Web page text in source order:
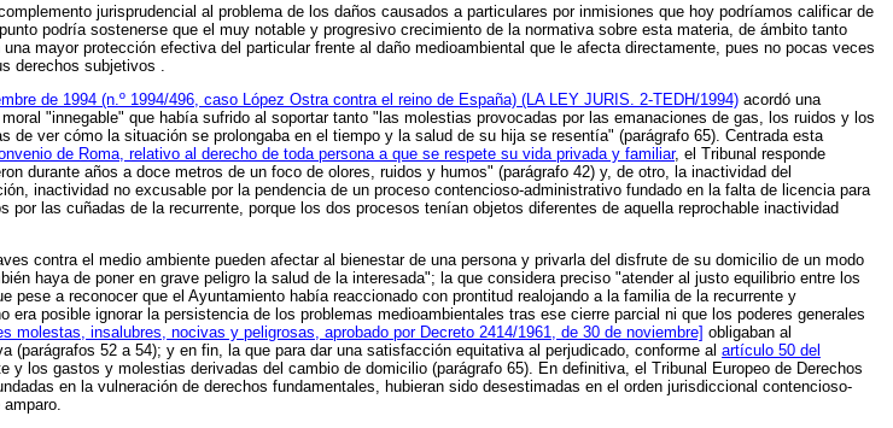
jurisprudencial al problema de los daños causados a particulares por inmisiones que hoy podríamos calificar de
podría sostenerse que el muy notable y progresivo crecimiento de la normativa sobre esta materia, de ámbito tanto
mayor protección efectiva del particular frente al daño medioambiental que le afecta directamente, pues no pocas veces
derechos subjetivos
de 1994 (n.º 1994/496, caso López Ostra contra el reino de España) (LA LEY JURIS. 2-TEDH/1994) acordó una
"innegable" que había sufrido al soportar tanto "las molestias provocadas por las emanaciones de gas, los ruidos y los
de ver cómo la situación se prolongaba en el tiempo y la salud de su hija se resentía" (parágrafo 65). Centrada esta
de Roma, relativo al derecho de toda persona a que se respete su vida privada y familiar, el Tribunal responde
durante años a doce metros de un foco de olores, ruidos y humos" (parágrafo 42) y, de otro, la inactividad del
inactividad no excusable por la pendencia de un proceso contencioso-administrativo fundado en la falta de licencia para
las cuñadas de la recurrente, porque los dos procesos tenían objetos diferentes de aquella reprochable inactividad
contra el medio ambiente pueden afectar al bienestar de una persona y privarla del disfrute de su domicilio de un modo
haya de poner en grave peligro la salud de la interesada"; la que considera preciso "atender al justo equilibrio entre los
a reconocer que el Ayuntamiento había reaccionado con prontitud realojando a la familia de la recurrente y
posible ignorar la persistencia de los problemas medioambientales tras ese cierre parcial ni que los poderes generales
molestas, insalubres, nocivas y peligrosas, aprobado por Decreto 2414/1961, de 30 de noviembre] obligaban al
52 a 54); y en fin, la que para dar una satisfacción equitativa al perjudicado, conforme al artículo 50 del
y los gastos y molestias derivadas del cambio de domicilio (parágrafo 65). En definitiva, el Tribunal Europeo de Derechos
en la vulneración de derechos fundamentales, hubieran sido desestimadas en el orden jurisdiccional contencioso-